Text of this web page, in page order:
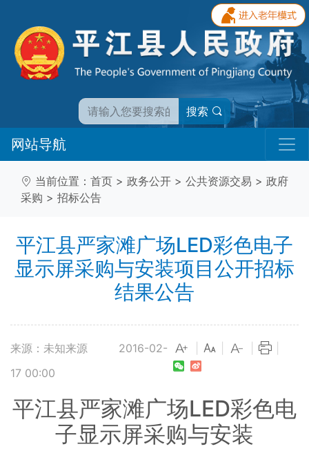
搜索
网站导航
当前位置： 首页 > 政务公开 > 公共资源交易 > 政府
采购 > 招标公告
平江县严家滩广场LED彩色电子
显示屏采购与安装项目公开招标
结果公告
来源：未知来源
2016-02-
17 00:00
平江县严家滩广场LED彩色电
子显示屏采购与安装